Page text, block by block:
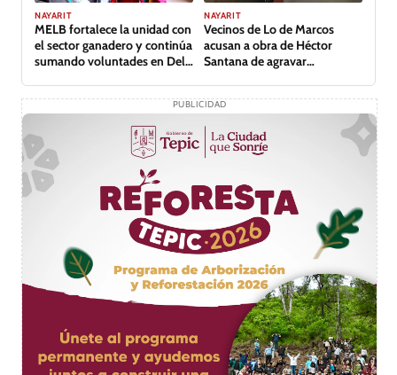
NAYARIT
MELB fortalece la unidad con
el sector ganadero y continúa
sumando voluntades en Del
NAYARIT
Vecinos de Lo de Marcos
acusan a obra de Héctor
Santana de agravar
PUBLICIDAD